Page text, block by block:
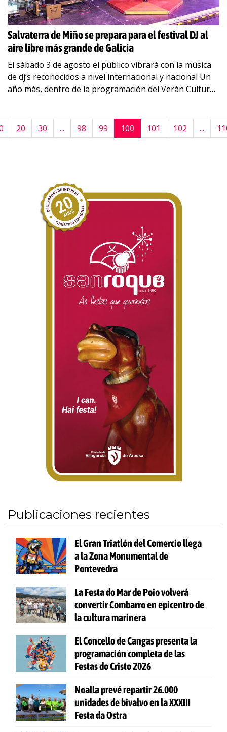
Salvaterra de Miño se prepara para el festival DJ al
aire libre más grande de Galicia
El sábado 3 de agosto el público vibrará con la música
de dj’s reconocidos a nivel internacional y nacional Un
año más, dentro de la programación del Verán Cultural
20 30 ... 98 99 100 101 102 ...
Publicaciones recientes
El Gran Triatlón del Comercio llega
a la Zona Monumental de
Pontevedra
La Festa do Mar de Poio volverá
convertir Combarro en epicentro de
la cultura marinera
El Concello de Cangas presenta la
programación completa de las
Festas do Cristo 2026
Noalla prevé repartir 26.000
unidades de bivalvo en la XXXIII
Festa da Ostra